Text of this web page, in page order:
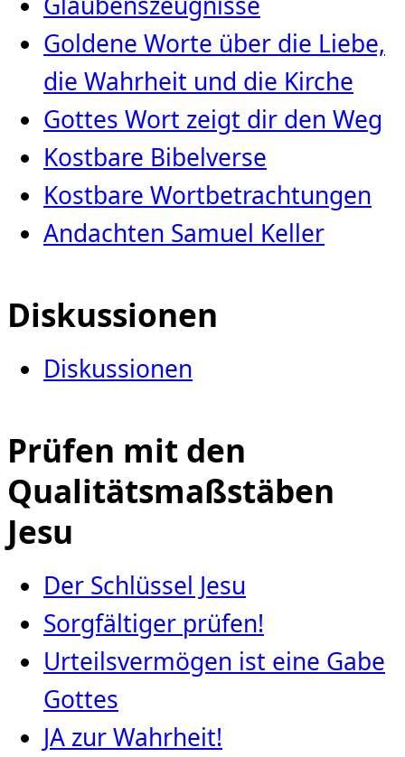
Goldene Worte über die Liebe,
die Wahrheit und die Kirche
Gottes Wort zeigt dir den Weg
Kostbare Bibelverse
Kostbare Wortbetrachtungen
Andachten Samuel Keller
Diskussionen
Diskussionen
Prüfen mit den
Qualitätsmaßstäben
Jesu
Der Schlüssel Jesu
Sorgfältiger prüfen!
Urteilsvermögen ist eine Gabe
Gottes
JA zur Wahrheit!